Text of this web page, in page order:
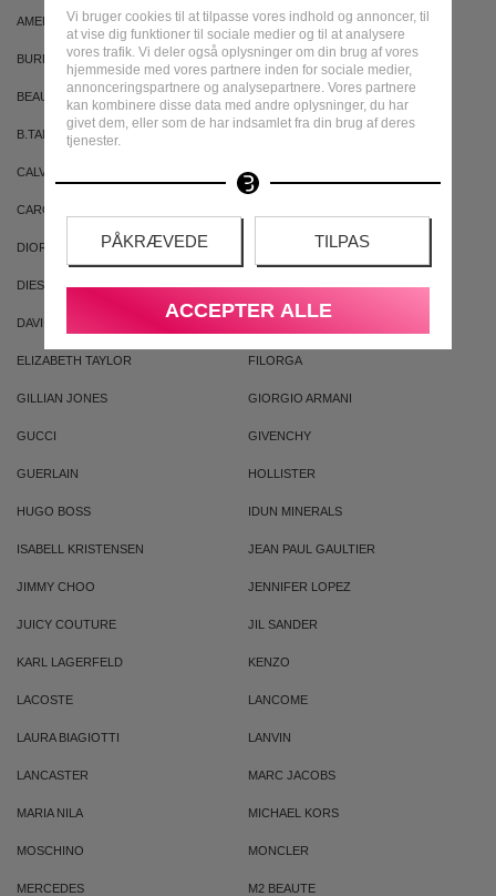
Vi bruger cookies til at tilpasse vores indhold og annoncer, til
at vise dig funktioner til sociale medier og til at analysere
vores trafik. Vi deler også oplysninger om din brug af vores
hjemmeside med vores partnere inden for sociale medier,
annonceringspartnere og analysepartnere. Vores partnere
kan kombinere disse data med andre oplysninger, du har
givet dem, eller som de har indsamlet fra din brug af deres
tjenester.
PÅKRÆVEDE TILPAS
ACCEPTER ALLE
AMERICAN CREW ARMAF
BURBERRY BVLGARI
BEAUTE PACIFIQUE BADEANSTALTEN
B.TAN
CALVIN KLEIN CACHAREL
CAROLINA HERRERA
DIOR
DIESEL DOLCE & GABBANA
DAVID BECKHAM
ELIZABETH TAYLOR FILORGA
GILLIAN JONES GIORGIO ARMANI
GUCCI GIVENCHY
GUERLAIN HOLLISTER
HUGO BOSS IDUN MINERALS
ISABELL KRISTENSEN JEAN PAUL GAULTIER
JIMMY CHOO JENNIFER LOPEZ
JUICY COUTURE JIL SANDER
KARL LAGERFELD KENZO
LACOSTE LANCOME
LAURA BIAGIOTTI LANVIN
LANCASTER MARC JACOBS
MARIA NILA MICHAEL KORS
MOSCHINO MONCLER
MERCEDES M2 BEAUTE